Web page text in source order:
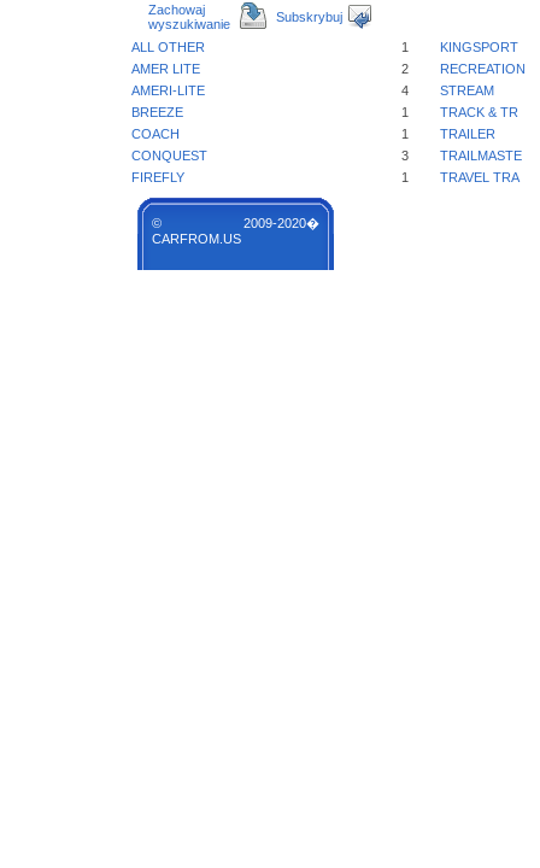
Zachowaj
wyszukiwanie
Subskrybuj
ALL OTHER 1
KINGSPORT
AMER LITE
2
RECREATION
AMERI-LITE
4
STREAM
BREEZE
1
TRACK & TR
COACH
1
TRAILER
CONQUEST
3
TRAILMASTE
FIREFLY
1 TRAVEL TRA
© 2009-2020�
CARFROM.US